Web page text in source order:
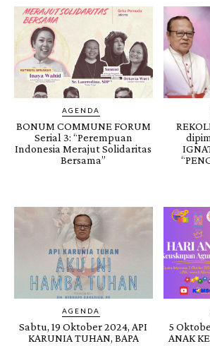
AGENDA
BONUM COMMUNE FORUM
Serial 3: “Perempuan
Indonesia Merajut Solidaritas
Bersama”
AGENDA
Sabtu, 19 Oktober 2024, API
KARUNIA TUHAN, BAPA
5
ANAK